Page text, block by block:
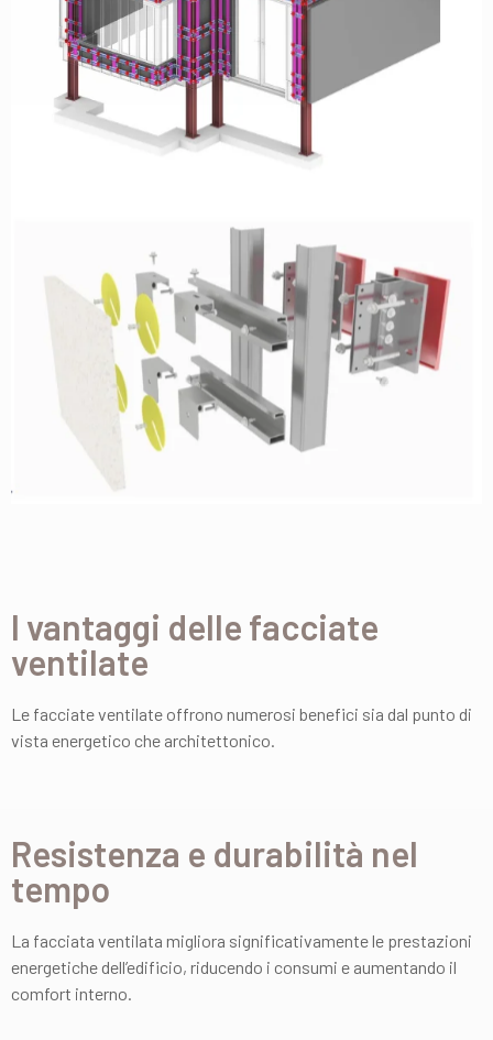
I vantaggi delle facciate
ventilate
Le facciate ventilate offrono numerosi benefici sia dal punto di
vista energetico che architettonico.
Resistenza e durabilità nel
tempo
La facciata ventilata migliora significativamente le prestazioni
energetiche dell’edificio, riducendo i consumi e aumentando il
comfort interno.